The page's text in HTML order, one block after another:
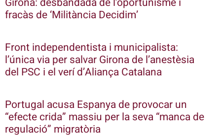
fracàs de ‘Militància Decidim’
Front independentista i municipalista:
l’única via per salvar Girona de l’anestèsia
del PSC i el verí d’Aliança Catalana
Portugal acusa Espanya de provocar un
“efecte crida” massiu per la seva “manca de
regulació” migratòria